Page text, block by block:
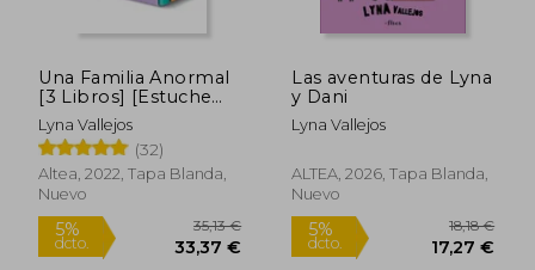
Una Familia Anormal
[3 Libros] [Estuche
Cartone]
Lyna Vallejos
(32)
Altea, 2022, Tapa Blanda,
Nuevo
Las aventuras de Lyna
y Dani
Lyna Vallejos
ALTEA, 2026, Tapa Blanda,
Nuevo